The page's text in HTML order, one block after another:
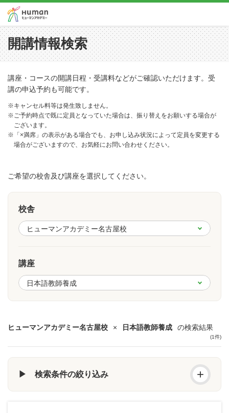
開講情報検索
講座・コースの開講日程・受講料などがご確認いただけます。受
講の申込予約も可能です。
※キャンセル料等は発生致しません。
※ご予約時点で既に定員となっていた場合は、振り替えをお願いする場合が
ございます。
※「×満席」の表示がある場合でも、お申し込み状況によって定員を変更する
場合がございますので、お気軽にお問い合わせください。
ご希望の校舎及び講座を選択してください。
校舎
講座
ヒューマンアカデミー名古屋校 × 日本語教師養成 の検索結果
(1件)
▶ 検索条件の絞り込み +